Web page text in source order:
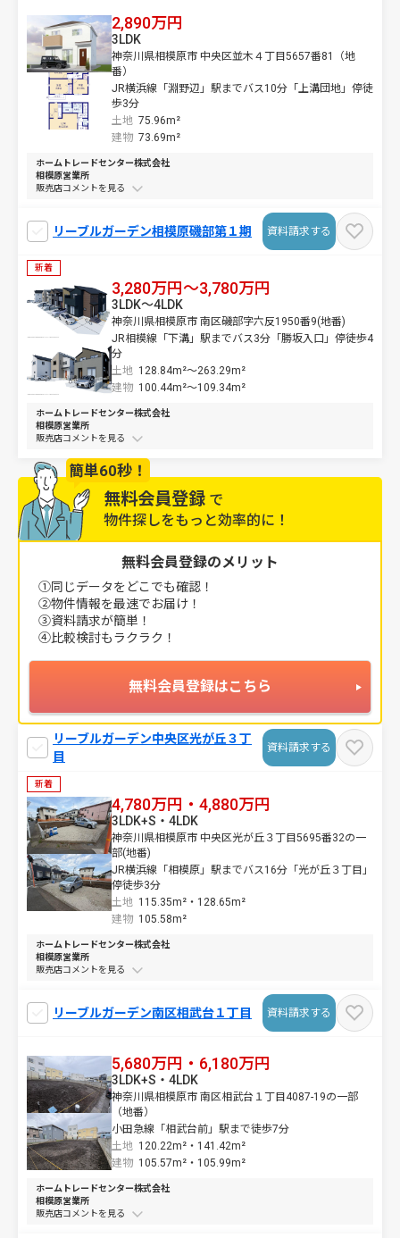
2,890万円
神奈川県相模原市 中央区並木４丁目5657番81（地
番）
JR横浜線「淵野辺」駅までバス10分「上溝団地」停徒
歩3分
土地 75.96m²
3LDK
建物 73.69m²
ホームトレードセンター株式会社
相模原営業所
販売店コメントを
リーブルガーデン相模原磯部第１期 資料請求する
新着
3,280万円～3,780万円
神奈川県相模原市 南区磯部字六反1950番9(地番)
JR相模線「下溝」駅までバス3分「勝坂入口」停徒歩4
分
土地 128.84m²～263.29m²
3LDK～4LDK
建物 100.44m²～109.34m²
ホームトレードセンター株式会社
相模原営業所
販売店コメントを
リーブルガーデン中央区光が丘３丁
目
資料請求する
新着
4,780万円・4,880万円
神奈川県相模原市 中央区光が丘３丁目5695番32の一
部(地番)
JR横浜線「相模原」駅までバス16分「光が丘３丁目」
停徒歩3分
土地 115.35m²・ 128.65m²
3LDK+S・4LDK
建物 105.58m²
ホームトレードセンター株式会社
相模原営業所
販売店コメントを
リーブルガーデン南区相武台１丁目 資料請求する
5,680万円・6,180万円
神奈川県相模原市 南区相武台１丁目4087-19の一部
（地番）
小田急線「相武台前」駅まで徒歩7分
土地 120.22m²・ 141.42m²
3LDK+S・4LDK
建物 105.57m²・ 105.99m²
ホームトレードセンター株式会社
相模原営業所
販売店コメントを
簡単60秒！
無料会員登録 で
物件探しをもっと効率的に！
無料会員登録のメリット
①同じデータをどこでも確認！
②物件情報を最速でお届け！
③資料請求が簡単！
④比較検討もラクラク！
無料会員登録はこちら